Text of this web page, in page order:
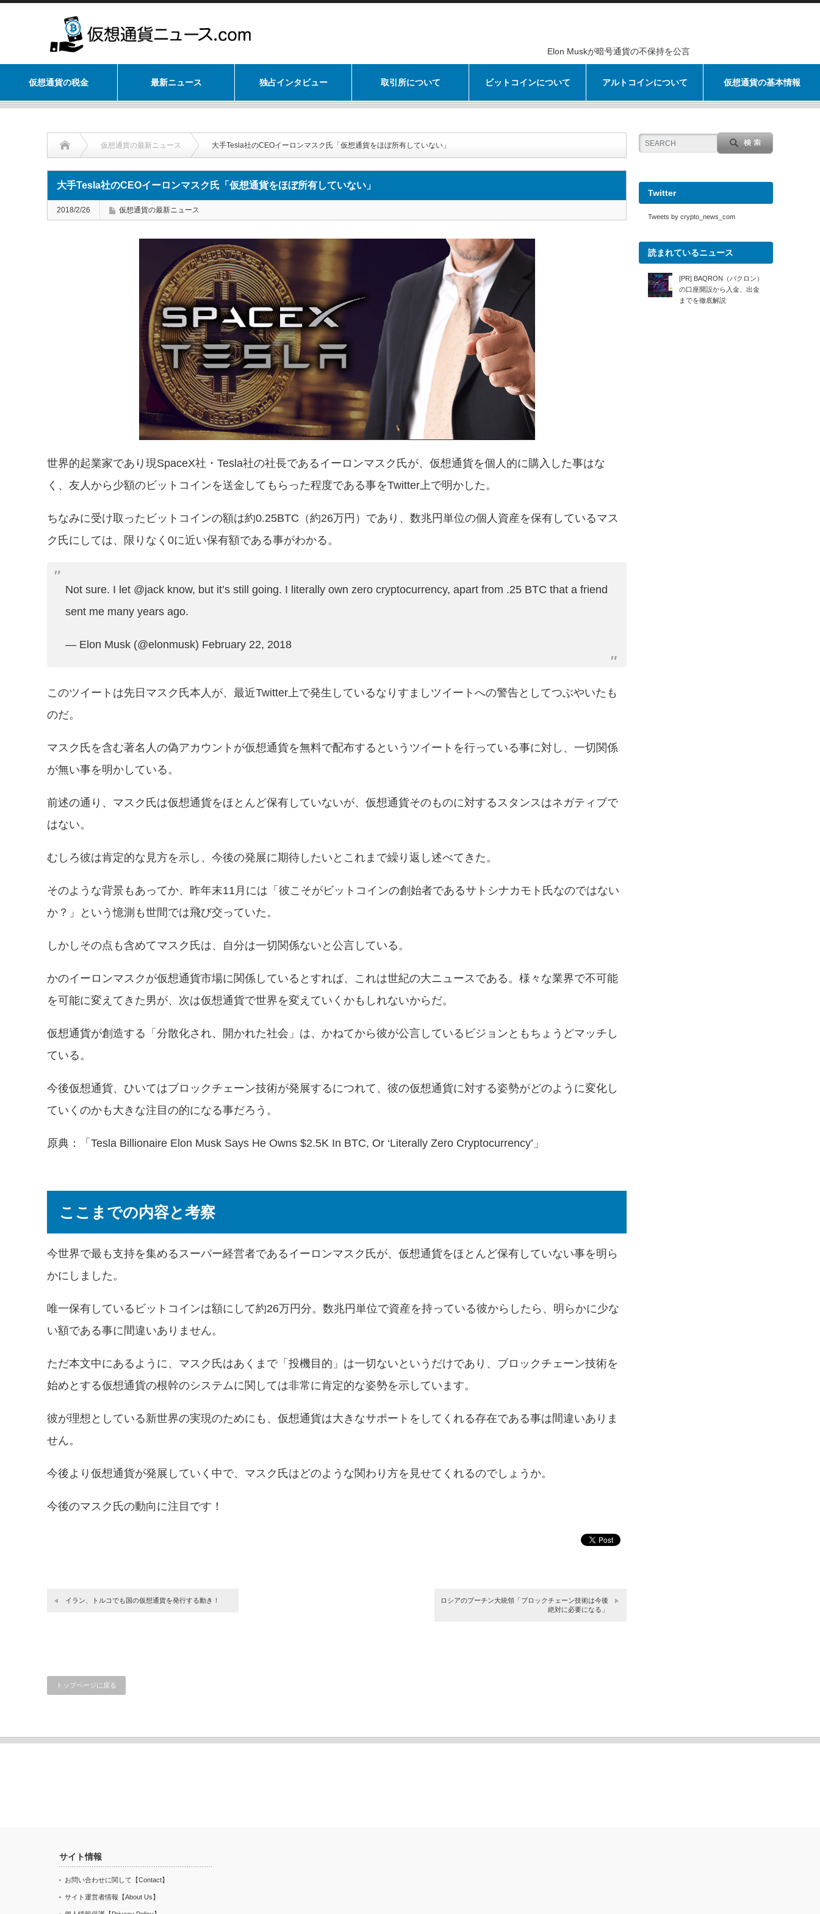
Elon Muskが暗号通貨の不保持を公言
仮想通貨の税金 最新ニュース 独占インタビュー 取引所について ビットコインについて アルトコインについて 仮想通貨の基本情報
仮想通貨の最新ニュース 大手Tesla社のCEOイーロンマスク氏「仮想通貨をほぼ所有していない」
大手Tesla社のCEOイーロンマスク氏「仮想通貨をほぼ所有していない」
2018/2/26 仮想通貨の最新ニュース
世界的起業家であり現SpaceX社・Tesla社の社長であるイーロンマスク氏が、仮想通貨を個人的に購入した事はな
く、友人から少額のビットコインを送金してもらった程度である事をTwitter上で明かした。
ちなみに受け取ったビットコインの額は約0.25BTC（約26万円）であり、数兆円単位の個人資産を保有しているマス
ク氏にしては、限りなく0に近い保有額である事がわかる。
Not sure. I let @jack know, but it’s still going. I literally own zero cryptocurrency, apart from .25 BTC that a friend
sent me many years ago.
— Elon Musk (@elonmusk) February 22, 2018
このツイートは先日マスク氏本人が、最近Twitter上で発生しているなりすましツイートへの警告としてつぶやいたも
のだ。
マスク氏を含む著名人の偽アカウントが仮想通貨を無料で配布するというツイートを行っている事に対し、一切関係
が無い事を明かしている。
前述の通り、マスク氏は仮想通貨をほとんど保有していないが、仮想通貨そのものに対するスタンスはネガティブで
はない。
むしろ彼は肯定的な見方を示し、今後の発展に期待したいとこれまで繰り返し述べてきた。
そのような背景もあってか、昨年末11月には「彼こそがビットコインの創始者であるサトシナカモト氏なのではない
か？」という憶測も世間では飛び交っていた。
しかしその点も含めてマスク氏は、自分は一切関係ないと公言している。
かのイーロンマスクが仮想通貨市場に関係しているとすれば、これは世紀の大ニュースである。様々な業界で不可能
を可能に変えてきた男が、次は仮想通貨で世界を変えていくかもしれないからだ。
仮想通貨が創造する「分散化され、開かれた社会」は、かねてから彼が公言しているビジョンともちょうどマッチし
ている。
今後仮想通貨、ひいてはブロックチェーン技術が発展するにつれて、彼の仮想通貨に対する姿勢がどのように変化し
ていくのかも大きな注目の的になる事だろう。
原典：「 Tesla Billionaire Elon Musk Says He Owns $2.5K In BTC, Or ‘Literally Zero Cryptocurrency’ 」
ここまでの内容と考察
今世界で最も支持を集めるスーパー経営者であるイーロンマスク氏が、仮想通貨をほとんど保有していない事を明ら
かにしました。
唯一保有しているビットコインは額にして約26万円分。数兆円単位で資産を持っている彼からしたら、明らかに少な
い額である事に間違いありません。
ただ本文中にあるように、マスク氏はあくまで「投機目的」は一切ないというだけであり、ブロックチェーン技術を
始めとする仮想通貨の根幹のシステムに関しては非常に肯定的な姿勢を示しています。
彼が理想としている新世界の実現のためにも、仮想通貨は大きなサポートをしてくれる存在である事は間違いありま
せん。
今後より仮想通貨が発展していく中で、マスク氏はどのような関わり方を見せてくれるのでしょうか。
今後のマスク氏の動向に注目です！
イラン、トルコでも国の仮想通貨を発行する動き！
ロシアのプーチン大統領「ブロックチェーン技術は今後
絶対に必要になる」
トップページに戻る
Twitter
Tweets by crypto_news_com
読まれているニュース
[PR] BAQRON（バクロン）
の口座開設から入金、出金
までを徹底解説
サイト情報
お問い合わせに関して【Contact】
サイト運営者情報【About Us】